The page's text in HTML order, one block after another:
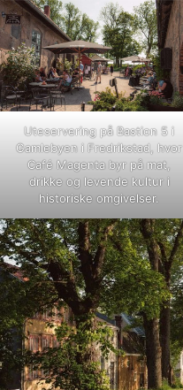
Uteservering på Bastion 5 i
Gamlebyen i Fredrikstad, hvor
Café Magenta byr på mat,
drikke og levende kultur i
historiske omgivelser.